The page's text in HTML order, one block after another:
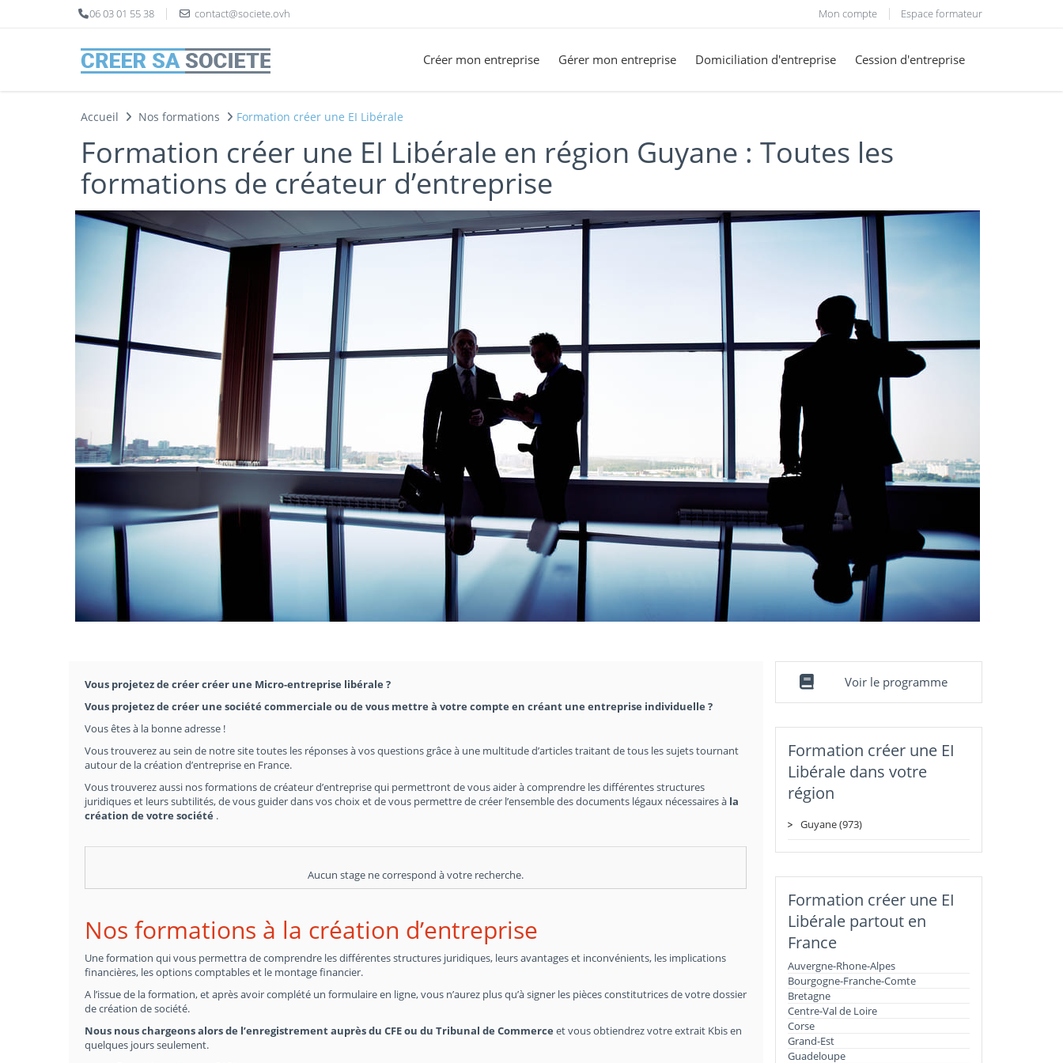
06 03 01 55 38 contact@societe.ovh Mon compte Espace formateur
Créer mon entreprise Gérer mon entreprise Domiciliation d'entreprise Cession d'entreprise
Accueil Nos formations Formation créer une EI Libérale
Formation créer une EI Libérale en région Guyane : Toutes les
formations de créateur d’entreprise
Vous projetez de créer créer une Micro-entreprise libérale ?
Vous projetez de créer une société commerciale ou de vous mettre à votre compte en créant une entreprise individuelle ?
Vous êtes à la bonne adresse !
Vous trouverez au sein de notre site toutes les réponses à vos questions grâce à une multitude d’articles traitant de tous les sujets tournant
autour de la création d’entreprise en France.
Vous trouverez aussi nos formations de créateur d’entreprise qui permettront de vous aider à comprendre les différentes structures
juridiques et leurs subtilités, de vous guider dans vos choix et de vous permettre de créer l’ensemble des documents légaux nécessaires à la
création de votre société .
Aucun stage ne correspond à votre recherche.
Nos formations à la création d’entreprise
Une formation qui vous permettra de comprendre les différentes structures juridiques, leurs avantages et inconvénients, les implications
financières, les options comptables et le montage financier.
A l’issue de la formation, et après avoir complété un formulaire en ligne, vous n’aurez plus qu’à signer les pièces constitutrices de votre dossier
de création de société.
Nous nous chargeons alors de l’enregistrement auprès du CFE ou du Tribunal de Commerce et vous obtiendrez votre extrait Kbis en
quelques jours seulement.
Voir le programme
Formation créer une EI
Libérale dans votre
région
Guyane (973)
Formation créer une EI
Libérale partout en
France
Auvergne-Rhone-Alpes
Bourgogne-Franche-Comte
Bretagne
Centre-Val de Loire
Corse
Grand-Est
Guadeloupe
Panneau de gestion des cookies